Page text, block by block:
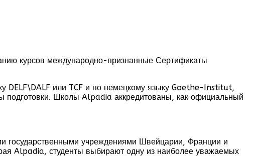
курсов международно-признанные Сертификаты
DELF\DALF или TCF и по немецкому языку Goethe-Institut,
подготовки. Школы Alpadia аккредитованы, как официальный
государственными учреждениями Швейцарии, Франции и
Alpadia, студенты выбирают одну из наиболее уважаемых